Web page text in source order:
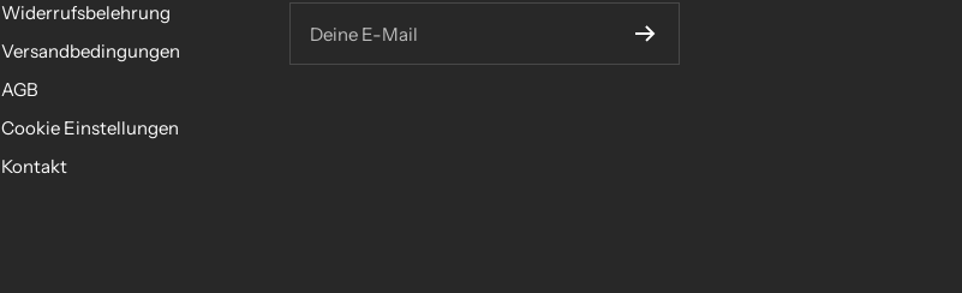
Widerrufsbelehrung
Versandbedingungen
AGB
Cookie Einstellungen
Kontakt
Deine E-Mail